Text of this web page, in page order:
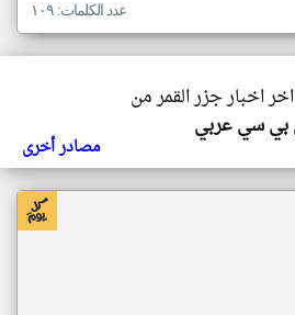
عدد الكلمات: ١٠٩
اخبار جزر القمر من
بي سي عربي
مصادر أخرى